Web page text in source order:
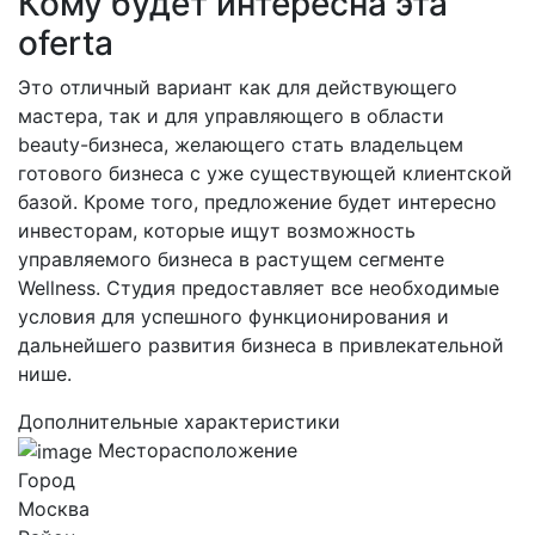
oferta
Это отличный вариант как для действующего
мастера, так и для управляющего в области
beauty-бизнеса, желающего стать владельцем
готового бизнеса с уже существующей клиентской
базой. Кроме того, предложение будет интересно
инвесторам, которые ищут возможность
управляемого бизнеса в растущем сегменте
Wellness. Студия предоставляет все необходимые
условия для успешного функционирования и
дальнейшего развития бизнеса в привлекательной
нише.
Дополнительные характеристики
Месторасположение
Город
Москва